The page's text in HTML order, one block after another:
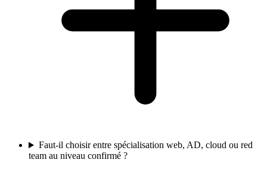
Faut-il choisir entre spécialisation web, AD, cloud ou red
team au niveau confirmé ?